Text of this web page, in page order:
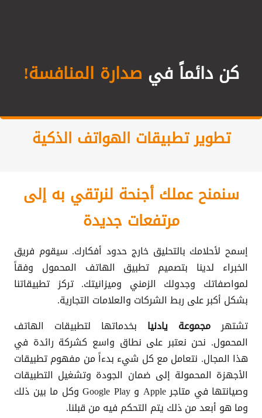
كن دائماً في صدارة المنافسة!
تطوير تطبيقات الهواتف الذكية
سنمنح عملك أجنحة لنرتقي به إلى
مرتفعات جديدة
إسمح لأحلامك بالتحليق خارج حدود أفكارك. سيقوم فريق
الخبراء لدينا بتصميم تطبيق الهاتف المحمول وفقاً
لمواصفاتك وجدولك الزمني وميزانيتك. تركز تطبيقاتنا
بشكل أكبر على ربط الشركات والعلامات التجارية.
تشتهر مجموعة يادنيا بخدماتها لتطبيقات الهاتف
المحمول. نحن نعتبر على نطاق واسع كشركة رائدة في
هذا المجال. نتعامل مع كل شيء بدءاً من مفهوم تطبيقات
الأجهزة المحمولة إلى ضمان الجودة وتشغيل التطبيقات
وصيانتها في متاجر Apple و Google Play وكل ما بين ذلك
وما هو أبعد من ذلك يتم التحكم فيه من قبلنا.